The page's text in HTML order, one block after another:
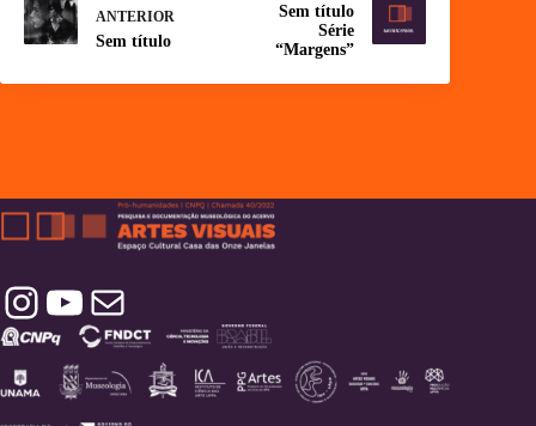
ANTERIOR
Sem título
Sem título
Série
“Margens”
Instagram YouTube Contatos